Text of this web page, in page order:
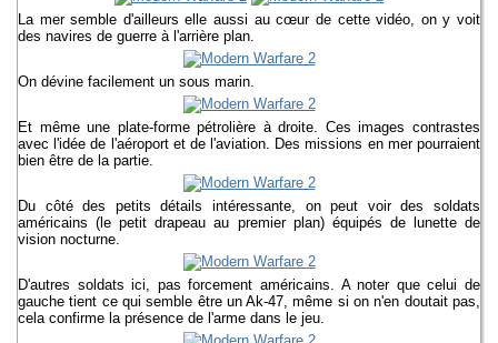
La mer semble d'ailleurs elle aussi au cœur de cette vidéo, on y voit
des navires de guerre à l'arrière plan.
On dévine facilement un sous marin.
Et même une plate-forme pétrolière à droite. Ces images contrastes
avec l'idée de l'aéroport et de l'aviation. Des missions en mer pourraient
bien être de la partie.
Du côté des petits détails intéressante, on peut voir des soldats
américains (le petit drapeau au premier plan) équipés de lunette de
vision nocturne.
D'autres soldats ici, pas forcement américains. A noter que celui de
gauche tient ce qui semble être un Ak-47, même si on n'en doutait pas,
cela confirme la présence de l'arme dans le jeu.